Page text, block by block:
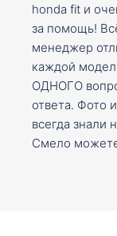
honda fit и
за помощь!
менеджер
каждой
ОДНОГО
ответа. Фото
всегда знали
Смело